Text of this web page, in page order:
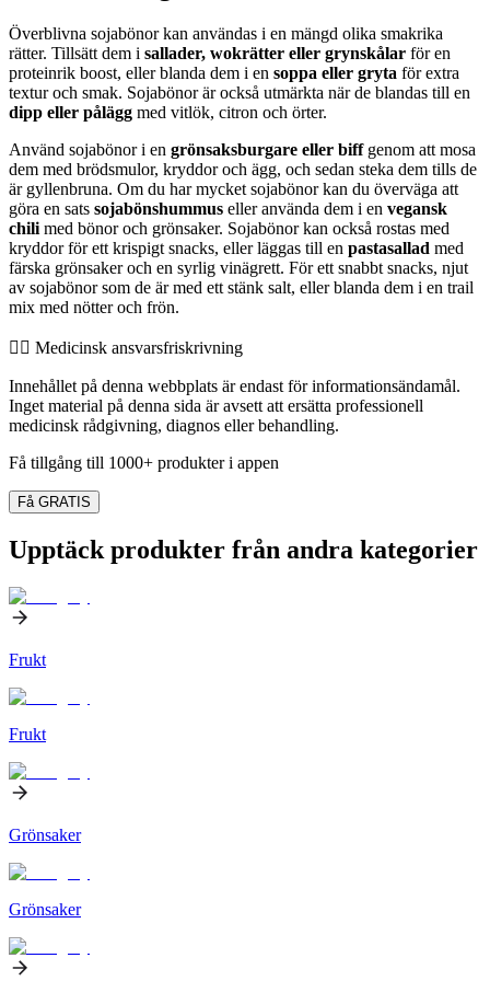
Överblivna sojabönor kan användas i en mängd olika smakrika
rätter. Tillsätt dem i sallader, wokrätter eller grynskålar för en
proteinrik boost, eller blanda dem i en soppa eller gryta för extra
textur och smak. Sojabönor är också utmärkta när de blandas till en
dipp eller pålägg med vitlök, citron och örter.
Använd sojabönor i en grönsaksburgare eller biffgenom att mosa
dem med brödsmulor, kryddor och ägg, och sedan steka dem tills de
är gyllenbruna. Om du har mycket sojabönor kan du överväga att
göra en sats sojabönshummus eller använda dem i en vegansk
chili med bönor och grönsaker. Sojabönor kan också rostas med
kryddor för ett krispigt snacks, eller läggas till en pastasallad med
färska grönsaker och en syrlig vinägrett. För ett snabbt snacks, njut
av sojabönor som de är med ett stänk salt, eller blanda dem i en trail
mix med nötter och frön.
👨‍⚕️️ Medicinsk ansvarsfriskrivning
Innehållet på denna webbplats är endast för informationsändamål.
Inget material på denna sida är avsett att ersätta professionell
medicinsk rådgivning, diagnos eller behandling.
Få tillgång till 1000+ produkter i appen
Få GRATIS
Upptäck produkter från andra kategorier
Frukt
Frukt
Grönsaker
Grönsaker